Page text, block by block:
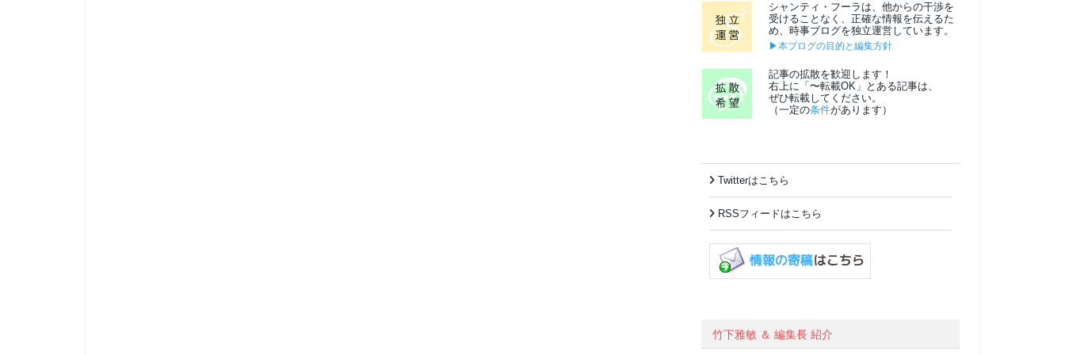
シャンティ・フーラは、他からの干渉を
受けることなく、正確な情報を伝えるた
め、時事ブログを独立運営しています。
▶本ブログの目的と編集方針
記事の拡散を歓迎します！
右上に「〜転載OK」とある記事は、
ぜひ転載してください。
（一定の条件があります）
Twitterはこちら
RSSフィードはこちら
竹下雅敏 ＆ 編集長 紹介